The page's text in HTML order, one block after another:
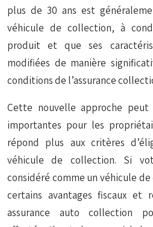
plus de 30 ans est
véhicule de collection, à
produit et que ses
modifiées de manière
conditions de l’assurance
Cette nouvelle approche peut
importantes pour les
répond plus aux critères
véhicule de collection. Si
considéré comme un véhicule
certains avantages fiscaux et
assurance auto collection